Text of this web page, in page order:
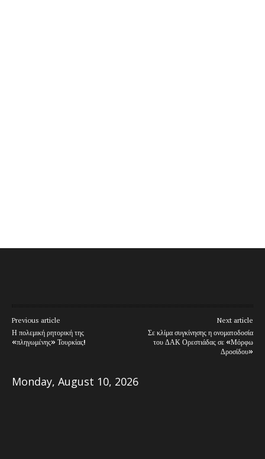
Previous article
Η πολεμική ρητορική της
«πληγωμένης» Τουρκίας!
Next article
Σε κλίμα συγκίνησης η ονοματοδοσία
του ΔΑΚ Ορεστιάδας σε «Μόρφω
Δροσίδου»
Monday, August 10, 2026